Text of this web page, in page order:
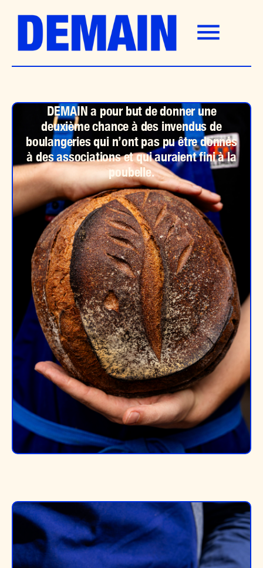
contenu
DEMAIN a pour but de donner une
deuxième chance à des invendus de
boulangeries qui n’ont pas pu être donnés
à des associations et qui auraient fini à la
poubelle.